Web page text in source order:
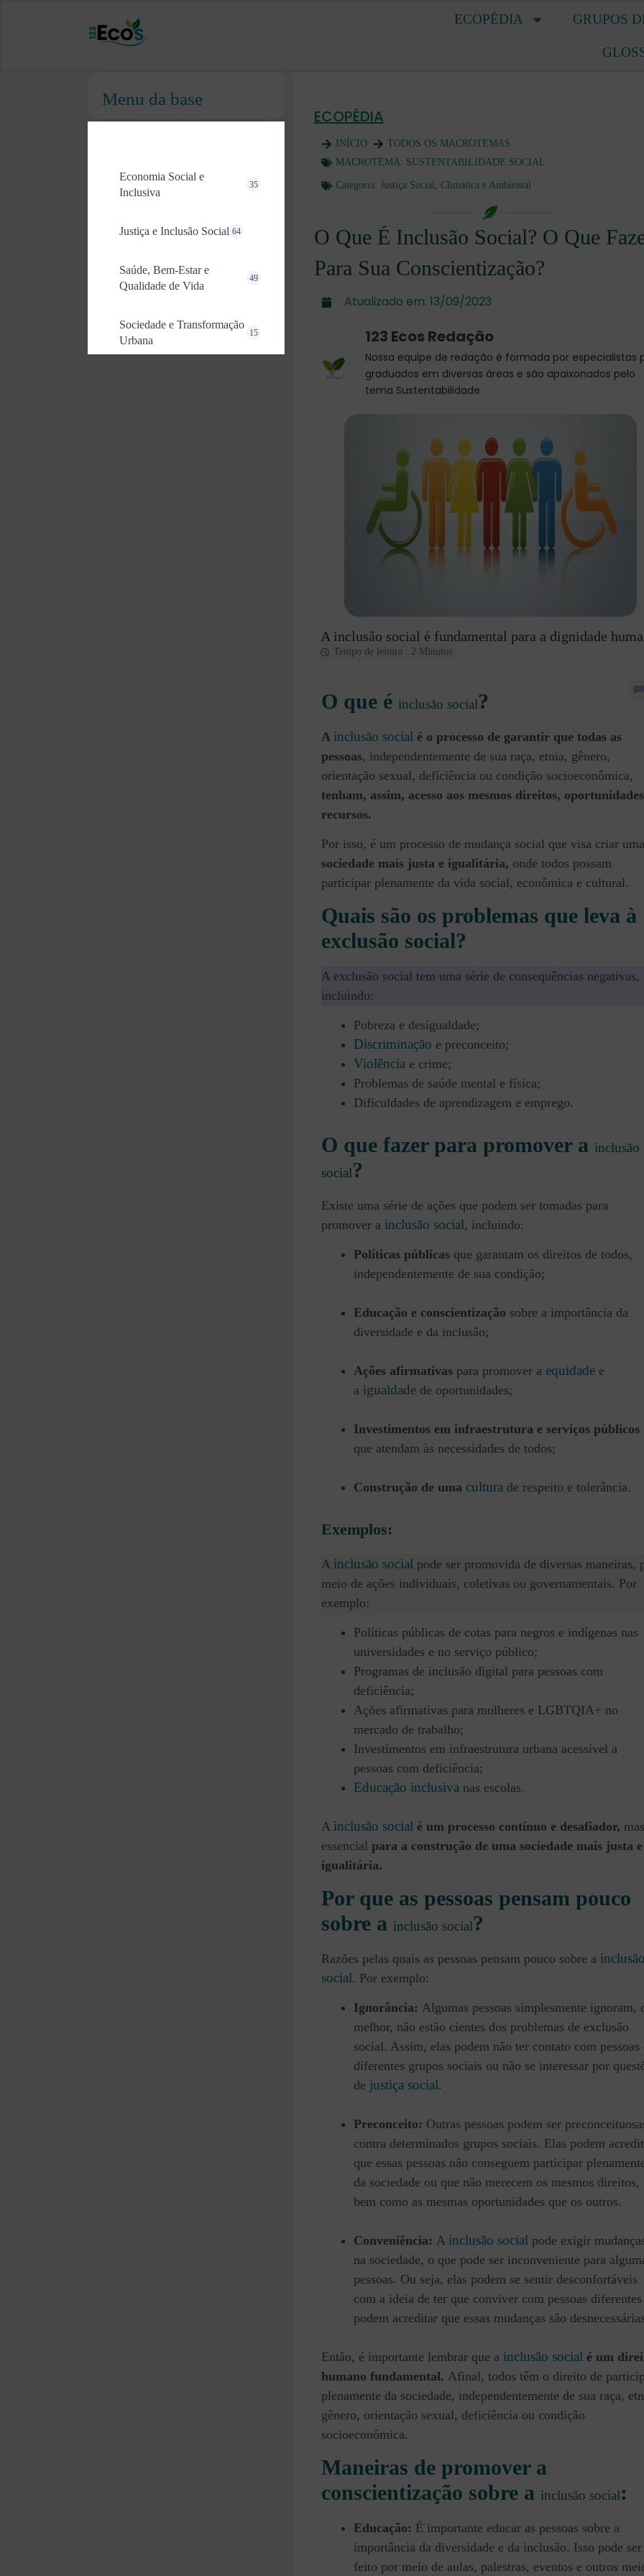
ECOPÉDIA GRUPOS
Menu da base
Economia Social e
Inclusiva
35
Justiça e Inclusão Social 64
Saúde, Bem-Estar e
Qualidade de Vida
49
Sociedade e Transformação
Urbana
15
ECOPÉDIA
INÍCIO
TODOS OS MACROTEMAS
MACROTEMA: SUSTENTABILIDADE SOCIAL
Categoria: Justiça Social, Climática e Ambiental
O Que É Inclusão Social? O Que
Para Sua Conscientização?
Atualizado em: 13/09/2023
123 Ecos Redação
Nossa equipe de redação é formada por especialistas
graduados em diversas áreas e são apaixonados pelo
tema Sustentabilidade
A inclusão social é fundamental para a dignidade
Tempo de leitura : 2 Minutos
O que é inclusão social?
A inclusão social é o processo de garantir que todas as
pessoas, independentemente de sua raça, etnia, gênero,
orientação sexual, deficiência ou condição socioeconômica,
tenham, assim, acesso aos mesmos direitos,
recursos.
Por isso, é um processo de mudança social que visa criar uma
sociedade mais justa e igualitária, onde todos possam
participar plenamente da vida social, econômica e cultural.
Quais são os problemas que leva à
exclusão social?
A exclusão social tem uma série de consequências negativas,
incluindo:
Pobreza e desigualdade;
Discriminação e preconceito;
Violência e crime;
Problemas de saúde mental e física;
Dificuldades de aprendizagem e emprego.
O que fazer para promover a inclusão
social?
Existe uma série de ações que podem ser tomadas para
promover a inclusão social, incluindo:
Políticas públicas que garantam os direitos de todos,
independentemente de sua condição;
Educação e conscientização sobre a importância da
diversidade e da inclusão;
Ações afirmativas para promover a equidade e
a igualdade de oportunidades;
Investimentos em infraestrutura e serviços públicos
que atendam às necessidades de todos;
Construção de uma cultura de respeito e tolerância.
Exemplos:
A inclusão social pode ser promovida de diversas maneiras,
meio de ações individuais, coletivas ou governamentais. Por
exemplo:
Políticas públicas de cotas para negros e indígenas nas
universidades e no serviço público;
Programas de inclusão digital para pessoas com
deficiência;
Ações afirmativas para mulheres e LGBTQIA+ no
mercado de trabalho;
Investimentos em infraestrutura urbana acessível a
pessoas com deficiência;
Educação inclusiva nas escolas.
A inclusão social é um processo contínuo e desafiador, mas
essencial para a construção de uma sociedade mais justa e
igualitária.
Por que as pessoas pensam pouco
sobre a inclusão social?
Razões pelas quais as pessoas pensam pouco sobre a
social. Por exemplo:
Ignorância: Algumas pessoas simplesmente ignoram,
melhor, não estão cientes dos problemas de exclusão
social. Assim, elas podem não ter contato com pessoas
diferentes grupos sociais ou não se interessar por
de justiça social.
Preconceito: Outras pessoas podem ser
contra determinados grupos sociais. Elas podem
que essas pessoas não conseguem participar
da sociedade ou que não merecem os mesmos direitos,
bem como as mesmas oportunidades que os outros.
Conveniência: A inclusão social pode exigir
na sociedade, o que pode ser inconveniente para
pessoas. Ou seja, elas podem se sentir desconfortáveis ​​
com a ideia de ter que conviver com pessoas
podem acreditar que essas mudanças são
Então, é importante lembrar que a inclusão social é um
humano fundamental. Afinal, todos têm o direito de
plenamente da sociedade, independentemente de sua raça,
gênero, orientação sexual, deficiência ou condição
socioeconômica.
Maneiras de promover a
conscientização sobre a inclusão social:
Educação: É importante educar as pessoas sobre a
importância da diversidade e da inclusão. Isso pode ser
feito por meio de aulas, palestras, eventos e outros